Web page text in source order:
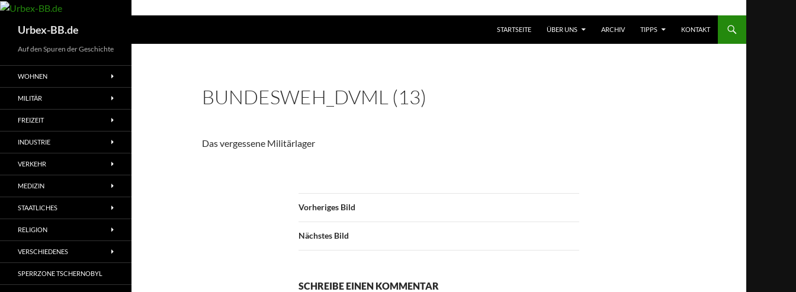
Urbex-BB.de
STARTSEITE
ÜBER UNS ARCHIV TIPPS KONTAKT
BUNDESWEH_DVML (13)
Das vergessene Militärlager
Vorheriges Bild
Nächstes Bild
SCHREIBE EINEN KOMMENTAR
Auf den Spuren der Geschichte
WOHNEN
MILITÄR
FREIZEIT
INDUSTRIE
VERKEHR
MEDIZIN
STAATLICHES
RELIGION
VERSCHIEDENES
SPERRZONE TSCHERNOBYL